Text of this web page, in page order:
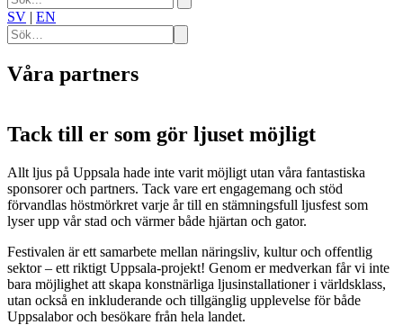
SV | EN
Våra partners
Tack till er som gör ljuset möjligt
Allt ljus på Uppsala hade inte varit möjligt utan våra fantastiska
sponsorer och partners. Tack vare ert engagemang och stöd
förvandlas höstmörkret varje år till en stämningsfull ljusfest som
lyser upp vår stad och värmer både hjärtan och gator.
Festivalen är ett samarbete mellan näringsliv, kultur och offentlig
sektor – ett riktigt Uppsala-projekt! Genom er medverkan får vi inte
bara möjlighet att skapa konstnärliga ljusinstallationer i världsklass,
utan också en inkluderande och tillgänglig upplevelse för både
Uppsalabor och besökare från hela landet.